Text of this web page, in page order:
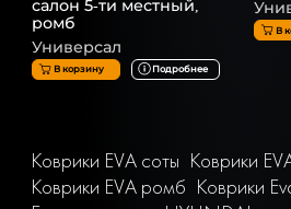
салон 5-ти местный,
ромб
Универсал
В корзину Подробнее
В
Коврики EVA соты Коврики
Коврики EVA ромб Коврики